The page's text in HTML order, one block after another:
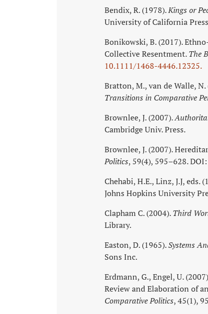
Bendix, R. (1978).Kings or
University of California
Bonikowski, B. (2017).
Collective Resentment.The
10.1111/1468-4446.12325.
Bratton, M., van de Walle,
Transitions in Comparative
Brownlee, J. (2007).
Cambridge Univ. Press.
Brownlee, J. (2007).
Politics, 59(4), 595–628. DOI:
Chehabi, H.E., Linz, J.J, eds.
Johns Hopkins University
Clapham C. (2004).Third
Library.
Easton, D. (1965).Systems
Sons Inc.
Erdmann, G., Engel, U.
Review and Elaboration of
Comparative Politics, 45(1),